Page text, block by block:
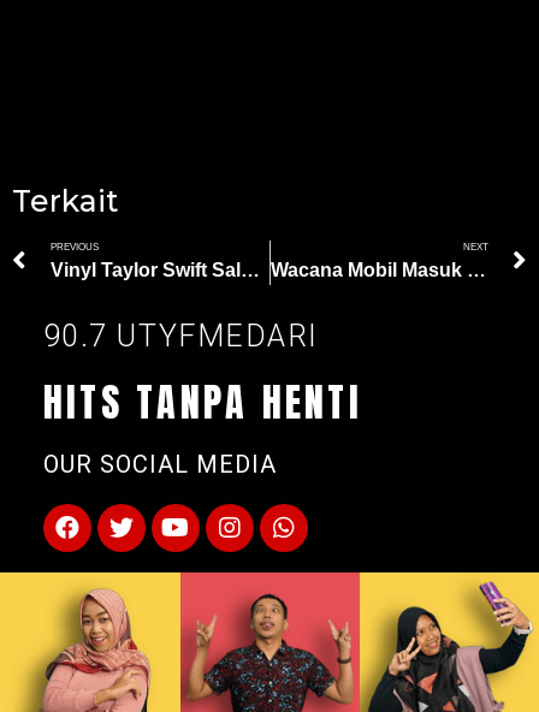
Terkait
PREVIOUS
Vinyl Taylor Swift Salah Cetak, Malah Berisi Kompilasi Musik Elektronika 90an
NEXT
Wacana Mobil Masuk New York Dikenakan Biaya Rp300 ribu
90.7 UTYFMEDARI
HITS TANPA HENTI
OUR SOCIAL MEDIA